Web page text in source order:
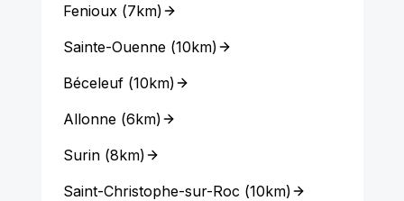
Fenioux(7km)
Sainte-Ouenne(10km)
Béceleuf(10km)
Allonne(6km)
Surin(8km)
Saint-Christophe-sur-Roc (10km)